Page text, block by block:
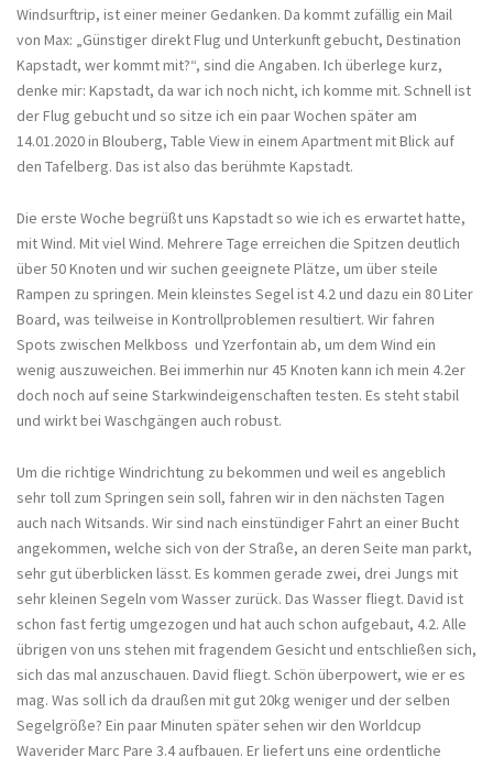
Windsurftrip, ist einer meiner Gedanken. Da kommt zufällig ein Mail
von Max: „Günstiger direkt Flug und Unterkunft gebucht, Destination
Kapstadt, wer kommt mit?“, sind die Angaben. Ich überlege kurz,
denke mir: Kapstadt, da war ich noch nicht, ich komme mit. Schnell ist
der Flug gebucht und so sitze ich ein paar Wochen später am
14.01.2020 in Blouberg, Table View in einem Apartment mit Blick auf
den Tafelberg. Das ist also das berühmte Kapstadt.
Die erste Woche begrüßt uns Kapstadt so wie ich es erwartet hatte,
mit Wind. Mit viel Wind. Mehrere Tage erreichen die Spitzen deutlich
über 50 Knoten und wir suchen geeignete Plätze, um über steile
Rampen zu springen. Mein kleinstes Segel ist 4.2 und dazu ein 80 Liter
Board, was teilweise in Kontrollproblemen resultiert. Wir fahren
Spots zwischen Melkboss und Yzerfontain ab, um dem Wind ein
wenig auszuweichen. Bei immerhin nur 45 Knoten kann ich mein 4.2er
doch noch auf seine Starkwindeigenschaften testen. Es steht stabil
und wirkt bei Waschgängen auch robust.
Um die richtige Windrichtung zu bekommen und weil es angeblich
sehr toll zum Springen sein soll, fahren wir in den nächsten Tagen
auch nach Witsands. Wir sind nach einstündiger Fahrt an einer Bucht
angekommen, welche sich von der Straße, an deren Seite man parkt,
sehr gut überblicken lässt. Es kommen gerade zwei, drei Jungs mit
sehr kleinen Segeln vom Wasser zurück. Das Wasser fliegt. David ist
schon fast fertig umgezogen und hat auch schon aufgebaut, 4.2. Alle
übrigen von uns stehen mit fragendem Gesicht und entschließen sich,
sich das mal anzuschauen. David fliegt. Schön überpowert, wie er es
mag. Was soll ich da draußen mit gut 20kg weniger und der selben
Segelgröße? Ein paar Minuten später sehen wir den Worldcup
Waverider Marc Pare 3.4 aufbauen. Er liefert uns eine ordentliche